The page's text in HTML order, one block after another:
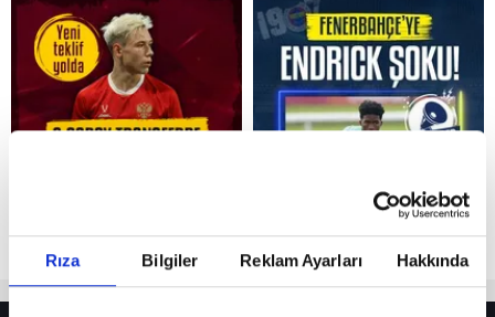
Rıza Bilgiler Reklam Ayarları Hakkında
Reddet